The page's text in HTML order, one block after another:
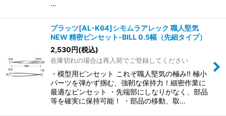
…
プラッツ[AL-K64]シモムラアレック 職人堅気
NEW 精密ピンセット-BILL 0.5幅（先細タイプ）
2,530円(税込)
在庫切れの場合は再入荷でご登録してください
・模型用ピンセット これぞ職人堅気の極み!! 極小
パーツを弾かず掴む、強靭な保持力！細密作業に
最適なピンセット ・先端部にしなりがなく、部品
等を確実に保持可能！ ・部品の移動、取…